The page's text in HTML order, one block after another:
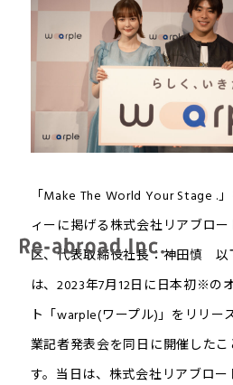
「Make The World Your Stage .
ィーに掲げる株式会社リアブロ
区、代表取締役社長：神田慎 以
は、2023年7月12日に日本初※の
ト「warple(ワープル)」をリリー
業記者発表会を同日に開催した
す。当日は、株式会社リアブロ